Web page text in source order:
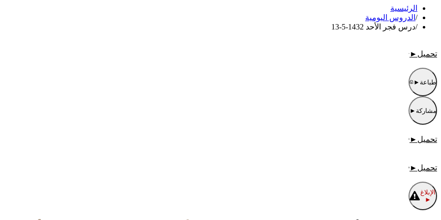
الرئيسية
/ الدروس اليومية
/درس فجر الأحد 1432-5-13
تحميل ►
طباعة ►
مشاركة ►
تحميل ►
تحميل ►
الإبلاغ
►